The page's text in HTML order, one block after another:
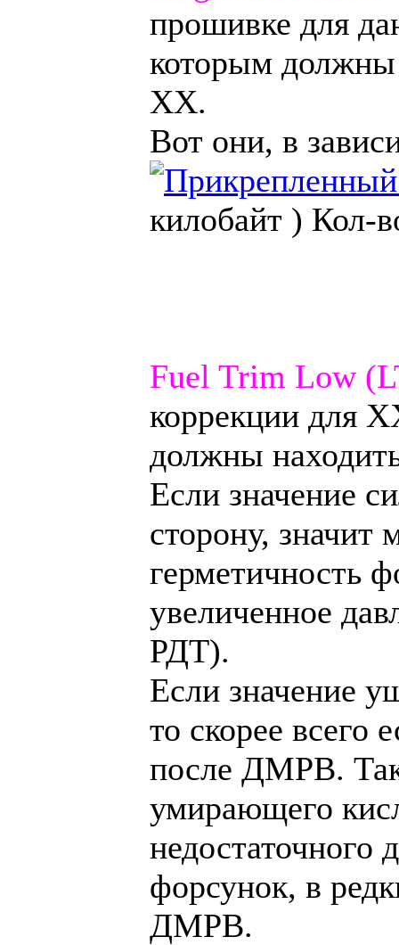
прошивке для
которым должны
ХХ.
Вот они, в
килобайт ) Кол-
Fuel Trim Low
коррекции для
должны
Если значение
сторону, значит
герметичность
увеличенное
РДТ).
Если значение
то скорее всего
после ДМРВ.
умирающего
недостаточного
форсунок, в
ДМРВ.